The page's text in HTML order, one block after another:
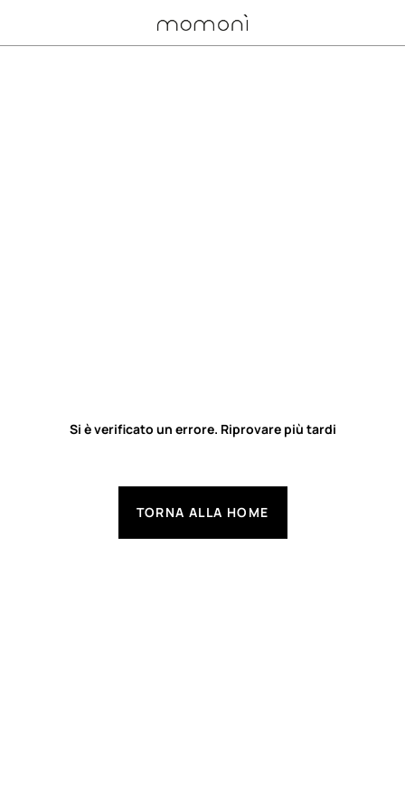
Si è verificato un errore. Riprovare più tardi
TORNA ALLA HOME